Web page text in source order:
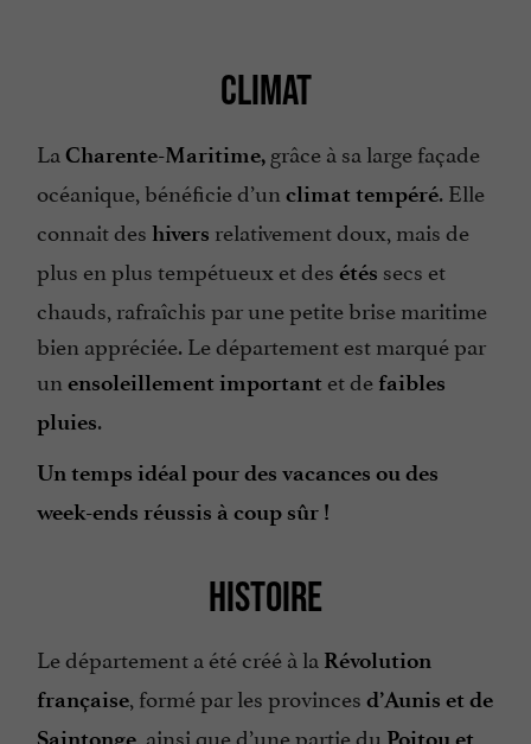
CLIMAT
La Charente-Maritime, grâce à sa large façade
océanique, bénéficie d’un climat tempéré.Elle
connait des hivers relativement doux, mais de
plus en plus tempétueux et des étés secs et
chauds, rafraîchis par une petite brise maritime
bien appréciée. Le département est marqué par
un ensoleillement important et de faibles
pluies.
Un temps idéal pour des vacances ou des
week-ends réussis à coup sûr !
HISTOIRE
Le département a été créé à la Révolution
française, formé par les provinces d’Aunis et de
, ainsi que d’une partie du